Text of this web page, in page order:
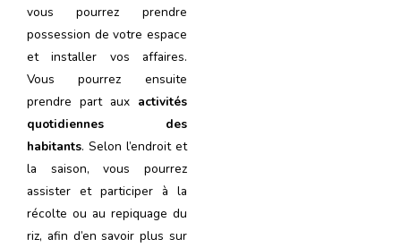
vous pourrez prendre
possession de votre espace
et installer vos affaires.
Vous pourrez ensuite
prendre part aux activités
quotidiennes des
habitants. Selon l’endroit et
la saison, vous pourrez
assister et participer à la
récolte ou au repiquage du
riz, afin d’en savoir plus sur